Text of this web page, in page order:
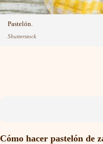
Pastelón.
Shutterstock
Cómo hacer pastelón de